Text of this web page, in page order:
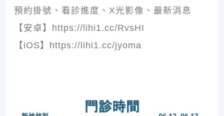
預約掛號、看診進度、X光影像、最新消息
【安卓】https://lihi1.cc/RvsHI
【iOS】https://lihi1.cc/jyoma